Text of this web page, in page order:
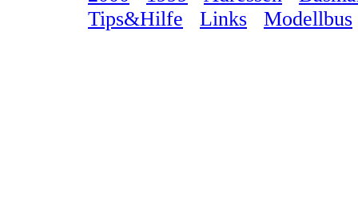
Tips&Hilfe
Links Modellbus